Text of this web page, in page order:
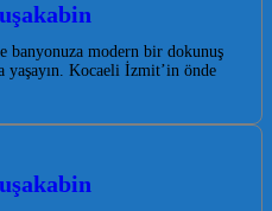
banyonuza modern bir dokunuş
yaşayın. Kocaeli İzmit’in önde